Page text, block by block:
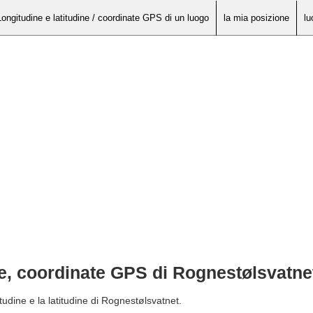
e latitudine / coordinate GPS di un luogo la mia posizione
coordinate GPS di
e la latitudine di Rognestølsvatnet.